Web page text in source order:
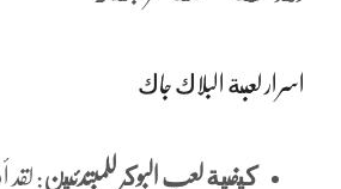
اسرار لعبة البلاك جاك
كيفية لعب البوكر للمبتدئين: